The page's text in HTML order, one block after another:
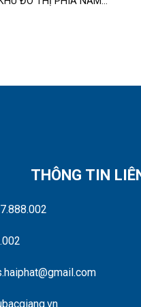
THÔNG TIN